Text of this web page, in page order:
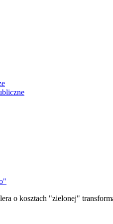
o kosztach "zielonej"